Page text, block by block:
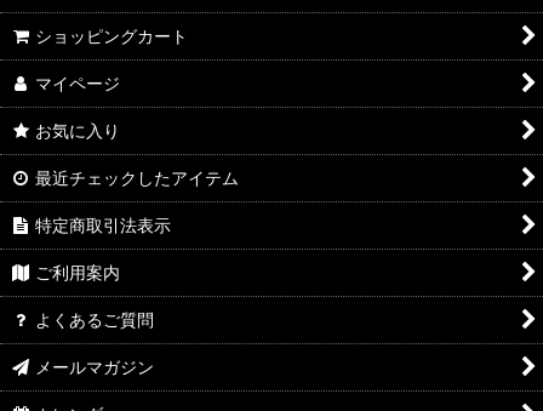
ショッピングカート
マイページ
お気に入り
最近チェックしたアイテム
特定商取引法表示
ご利用案内
よくあるご質問
メールマガジン